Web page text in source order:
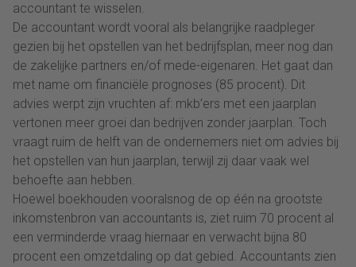
accountant te wisselen.
De accountant wordt vooral als belangrijke raadpleger
gezien bij het opstellen van het bedrijfsplan, meer nog dan
de zakelijke partners en/of mede-eigenaren. Het gaat dan
met name om financiële prognoses (85 procent). Dit
advies werpt zijn vruchten af: mkb’ers met een jaarplan
vertonen meer groei dan bedrijven zonder jaarplan. Toch
vraagt ruim de helft van de ondernemers niet om advies bij
het opstellen van hun jaarplan, terwijl zij daar vaak wel
behoefte aan hebben.
Hoewel boekhouden vooralsnog de op één na grootste
inkomstenbron van accountants is, ziet ruim 70 procent al
een verminderde vraag hiernaar en verwacht bijna 80
procent een omzetdaling op dat gebied. Accountants zien